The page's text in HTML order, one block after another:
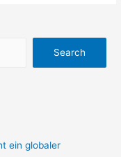
Search
ein globaler